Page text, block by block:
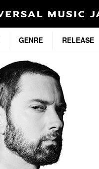
GENRE RELEASE